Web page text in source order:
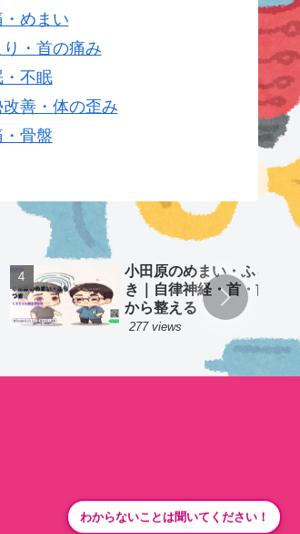
めまい
り・首の痛み
・不眠
善・体の歪み
・骨盤
小田原のめまい・ふらつ
き｜自律神経・首・前庭
から整える
277 views
わからないことは聞いてください！